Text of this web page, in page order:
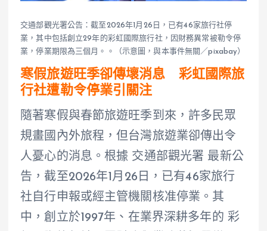
交通部觀光署公告：截至2026年1月26日，已有46家旅行社停
業，其中包括創立29年的彩虹國際旅行社，因財務異常被勒令停
業，停業期限為三個月。。（示意圖，與本事件無關／pixabay）
寒假旅遊旺季卻傳壞消息 彩虹國際旅
行社遭勒令停業引關注
隨著寒假與春節旅遊旺季到來，許多民眾
規畫國內外旅程，但台灣旅遊業卻傳出令
人憂心的消息。根據 交通部觀光署 最新公
告，截至2026年1月26日，已有46家旅行
社自行申報或經主管機關核准停業。其
中，創立於1997年、在業界深耕多年的 彩